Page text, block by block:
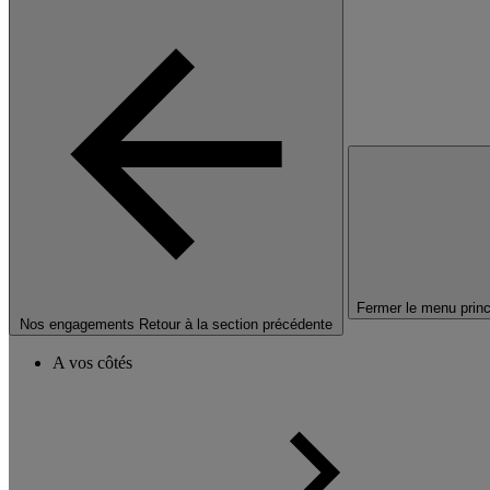
Nos engagements Retour à la section précédente
Fermer le menu
A vos côtés